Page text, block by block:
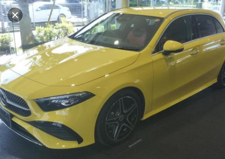
設定中 1044台
車を探す
中古車検索
販売店検索
エリア別最新ニュース
品質と保証
ローン・リース
アカウント
ログイン
マイアカウント
マイリスト
保存した検索条件
アフターサービス
アフターサービス
車検／定期点検
コーティング
企業情報
企業概要
業績決算情報
リンク
ヤナセ認定中古車
プライバシーポリシー ソーシャルメディアポリシー
マイリストに追加
電話で問い合わせ（無料）
キャンセル
柏の葉 松ケ崎
サーティファイドカーセンター
販売店情報
地図を見る
在庫一覧